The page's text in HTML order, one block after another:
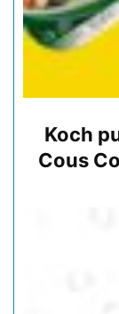
Koch
Cous